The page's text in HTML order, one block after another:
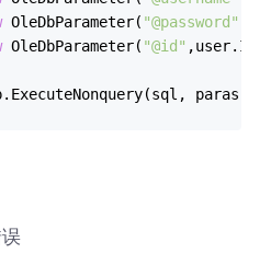
OleDbParameter( "@password"
OleDbParameter( "@id" ,user.Id)
paras);